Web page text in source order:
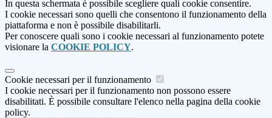
In questa schermata è possibile scegliere quali cookie consentire.
I cookie necessari sono quelli che consentono il funzionamento della
piattaforma e non è possibile disabilitarli.
Per conoscere quali sono i cookie necessari al funzionamento potete
visionare la COOKIE POLICY.
Cookie necessari per il funzionamento
I cookie necessari per il funzionamento non possono essere
disabilitati. È possibile consultare l'elenco nella pagina della cookie
policy.